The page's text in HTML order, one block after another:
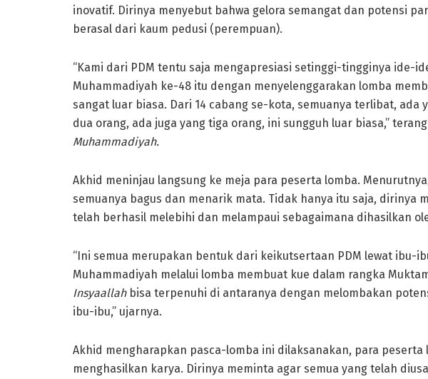
inovatif. Dirinya menyebut bahwa gelora semangat dan potensi
berasal dari kaum pedusi (perempuan).
“Kami dari PDM tentu saja mengapresiasi setinggi-tingginya ide-
Muhammadiyah ke-48 itu dengan menyelenggarakan lomba
sangat luar biasa. Dari 14 cabang se-kota, semuanya terlibat, ada
dua orang, ada juga yang tiga orang, ini sungguh luar biasa,”
Muhammadiyah.
Akhid meninjau langsung ke meja para peserta lomba.
semuanya bagus dan menarik mata. Tidak hanya itu saja, dirinya
telah berhasil melebihi dan melampaui sebagaimana dihasilkan
“Ini semua merupakan bentuk dari keikutsertaan PDM lewat ibu-
Muhammadiyah melalui lomba membuat kue dalam rangka
Insyaallah bisa terpenuhi di antaranya dengan melombakan
ibu-ibu,” ujarnya.
Akhid mengharapkan pasca-lomba ini dilaksanakan, para
menghasilkan karya. Dirinya meminta agar semua yang telah